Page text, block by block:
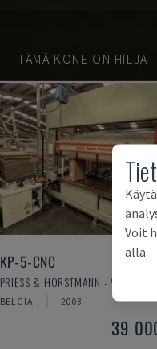
TÄMÄ KONE ON
KP-5-CNC
PRIESS & HORSTMANN -
BELGIA 2003
39
Voit
alla.